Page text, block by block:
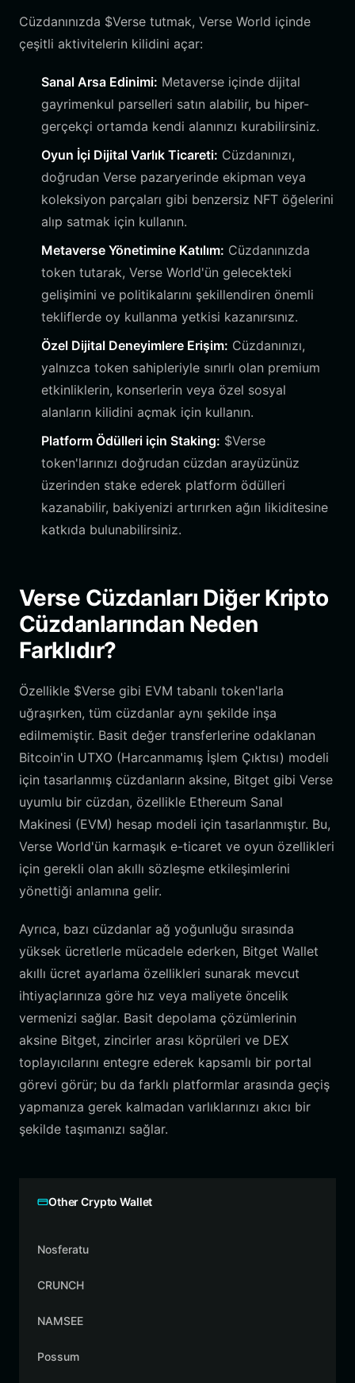
Cüzdanınızda $Verse tutmak, Verse World içinde
çeşitli aktivitelerin kilidini açar:
Sanal Arsa Edinimi: Metaverse içinde dijital
gayrimenkul parselleri satın alabilir, bu hiper-
gerçekçi ortamda kendi alanınızı kurabilirsiniz.
Oyun İçi Dijital Varlık Ticareti: Cüzdanınızı,
doğrudan Verse pazaryerinde ekipman veya
koleksiyon parçaları gibi benzersiz NFT öğelerini
alıp satmak için kullanın.
Metaverse Yönetimine Katılım: Cüzdanınızda
token tutarak, Verse World'ün gelecekteki
gelişimini ve politikalarını şekillendiren önemli
tekliflerde oy kullanma yetkisi kazanırsınız.
Özel Dijital Deneyimlere Erişim: Cüzdanınızı,
yalnızca token sahipleriyle sınırlı olan premium
etkinliklerin, konserlerin veya özel sosyal
alanların kilidini açmak için kullanın.
Platform Ödülleri için Staking: $Verse
token'larınızı doğrudan cüzdan arayüzünüz
üzerinden stake ederek platform ödülleri
kazanabilir, bakiyenizi artırırken ağın likiditesine
katkıda bulunabilirsiniz.
Verse Cüzdanları Diğer Kripto
Cüzdanlarından Neden
Farklıdır?
Özellikle $Verse gibi EVM tabanlı token'larla
uğraşırken, tüm cüzdanlar aynı şekilde inşa
edilmemiştir. Basit değer transferlerine odaklanan
Bitcoin'in UTXO (Harcanmamış İşlem Çıktısı) modeli
için tasarlanmış cüzdanların aksine, Bitget gibi Verse
uyumlu bir cüzdan, özellikle Ethereum Sanal
Makinesi (EVM) hesap modeli için tasarlanmıştır. Bu,
Verse World'ün karmaşık e-ticaret ve oyun özellikleri
için gerekli olan akıllı sözleşme etkileşimlerini
yönettiği anlamına gelir.
Ayrıca, bazı cüzdanlar ağ yoğunluğu sırasında
yüksek ücretlerle mücadele ederken, Bitget Wallet
akıllı ücret ayarlama özellikleri sunarak mevcut
ihtiyaçlarınıza göre hız veya maliyete öncelik
vermenizi sağlar. Basit depolama çözümlerinin
aksine Bitget, zincirler arası köprüleri ve DEX
toplayıcılarını entegre ederek kapsamlı bir portal
görevi görür; bu da farklı platformlar arasında geçiş
yapmanıza gerek kalmadan varlıklarınızı akıcı bir
şekilde taşımanızı sağlar.
Other Crypto Wallet
Nosferatu
CRUNCH
NAMSEE
Possum